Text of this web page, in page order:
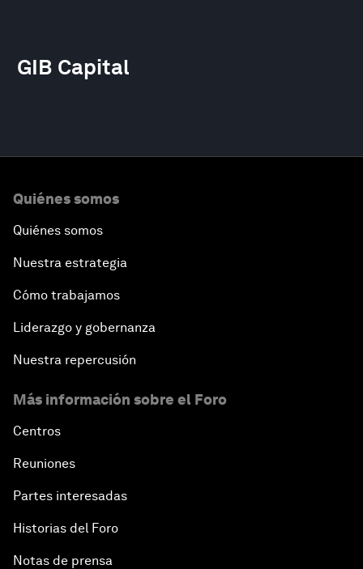
GIB Capital
Quiénes somos
Quiénes somos
Nuestra estrategia
Cómo trabajamos
Liderazgo y gobernanza
Nuestra repercusión
Más información sobre el Foro
Centros
Reuniones
Partes interesadas
Historias del Foro
Notas de prensa